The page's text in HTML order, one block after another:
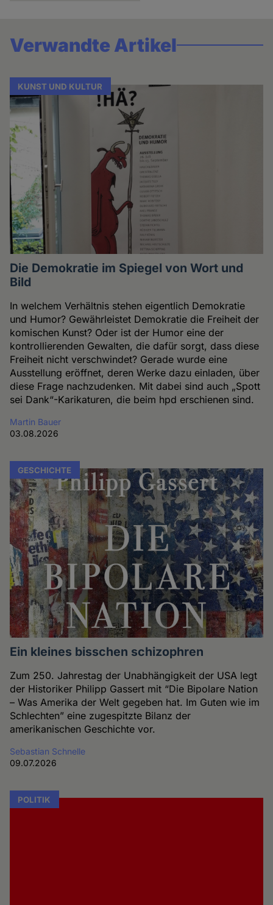
Verwandte Artikel
KUNST UND KULTUR
Die Demokratie im Spiegel von Wort und
Bild
In welchem Verhältnis stehen eigentlich Demokratie
und Humor? Gewährleistet Demokratie die Freiheit der
komischen Kunst? Oder ist der Humor eine der
kontrollierenden Gewalten, die dafür sorgt, dass diese
Freiheit nicht verschwindet? Gerade wurde eine
Ausstellung eröffnet, deren Werke dazu einladen, über
diese Frage nachzudenken. Mit dabei sind auch „Spott
sei Dank“-Karikaturen, die beim hpd erschienen sind.
Martin Bauer
03.08.2026
GESCHICHTE
Ein kleines bisschen schizophren
Zum 250. Jahrestag der Unabhängigkeit der USA legt
der Historiker Philipp Gassert mit “Die Bipolare Nation
– Was Amerika der Welt gegeben hat. Im Guten wie im
Schlechten” eine zugespitzte Bilanz der
amerikanischen Geschichte vor.
Sebastian Schnelle
09.07.2026
POLITIK